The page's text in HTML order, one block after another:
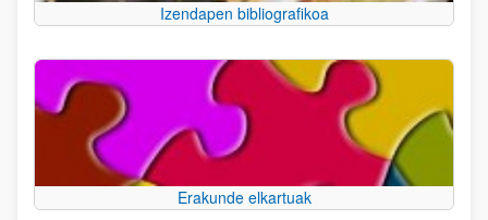
Izendapen bibliografikoa
Erakunde elkartuak